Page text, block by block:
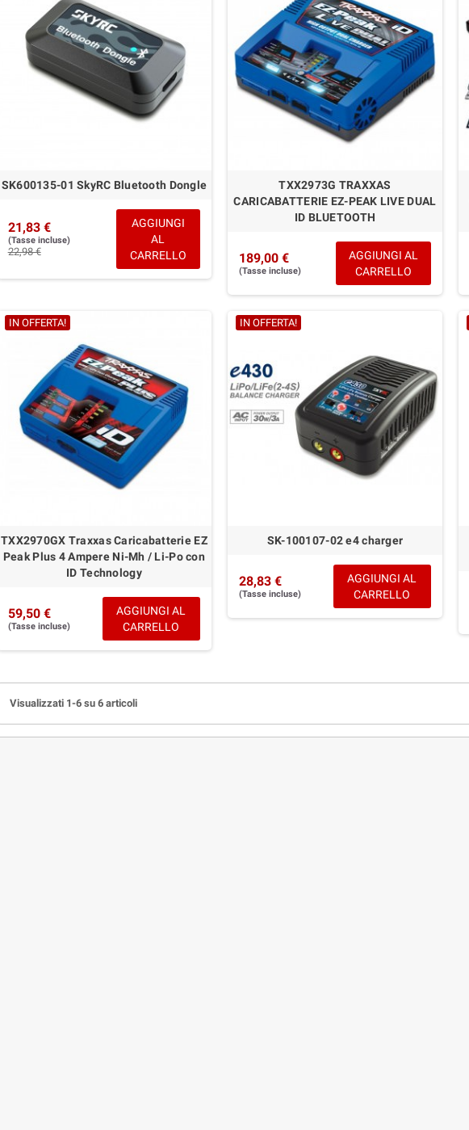
SK600135-01 SkyRC Bluetooth Dongle
21,83 €
(Tasse incluse)
22,98 €
AGGIUNGI
AL
CARRELLO
TXX2973G TRAXXAS
CARICABATTERIE EZ-PEAK LIVE DUAL
ID BLUETOOTH
189,00 €
(Tasse incluse)
AGGIUNGI AL
CARRELLO
IN OFFERTA!
TXX2970GX Traxxas Caricabatterie EZ
Peak Plus 4 Ampere Ni-Mh / Li-Po con
ID Technology
59,50 €
(Tasse incluse)
AGGIUNGI AL
CARRELLO
IN OFFERTA!
SK-100107-02 e4 charger
28,83 €
(Tasse incluse)
AGGIUNGI AL
CARRELLO
Visualizzati 1-6 su 6 articoli